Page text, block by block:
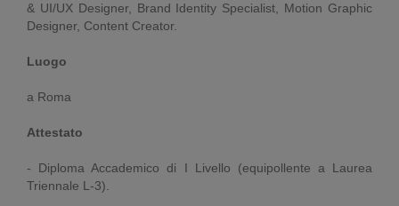
& UI/UX Designer, Brand Identity Specialist, Motion Graphic
Designer, Content Creator.
Luogo
a Roma
Attestato
- Diploma Accademico di I Livello (equipollente a Laurea
Triennale L-3).